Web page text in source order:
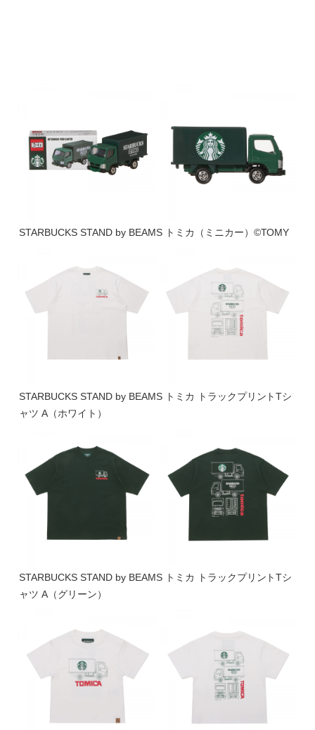
STARBUCKS STAND by BEAMS トミカ（ミニカー）©TOMY
STARBUCKS STAND by BEAMS トミカ トラックプリントTシ
ャツ A（ホワイト）
STARBUCKS STAND by BEAMS トミカ トラックプリントTシ
ャツ A（グリーン）